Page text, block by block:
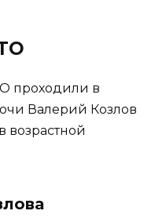
проходили в
Валерий Козлов
возрастной